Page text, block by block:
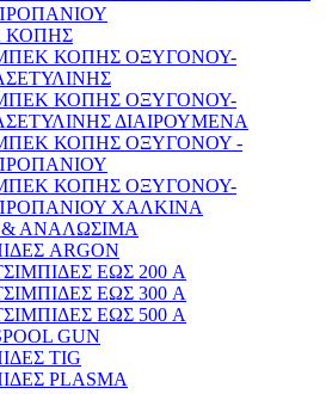
ΚΟΠΗΣ
ΚΟΠΗΣ ΟΞΥΓΟΝΟΥ-
ΚΟΠΗΣ ΟΞΥΓΟΝΟΥ-
ΔΙΑΙΡΟΥΜΕΝΑ
ΚΟΠΗΣ ΟΞΥΓΟΝΟΥ -
ΚΟΠΗΣ ΟΞΥΓΟΝΟΥ-
ΧΑΛΚΙΝΑ
& ΑΝΑΛΩΣΙΜΑ
ARGON
ΕΩΣ 200 A
ΕΩΣ 300 A
ΕΩΣ 500 A
GUN
TIG
PLASMA